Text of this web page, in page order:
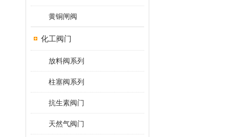
黄铜闸阀
化工阀门
放料阀系列
柱塞阀系列
抗生素阀门
天然气阀门